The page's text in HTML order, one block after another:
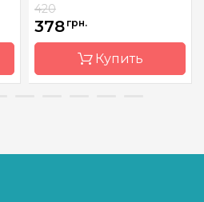
420
378 грн.
Купить